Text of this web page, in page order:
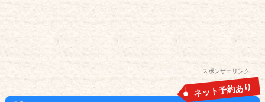
スポンサーリンク
ネット予約あり